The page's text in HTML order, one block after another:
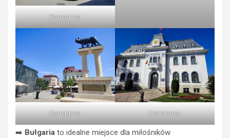
Konstanca
Konstanca Konstanca
➡️ Bułgaria to idealne miejsce dla miłośników